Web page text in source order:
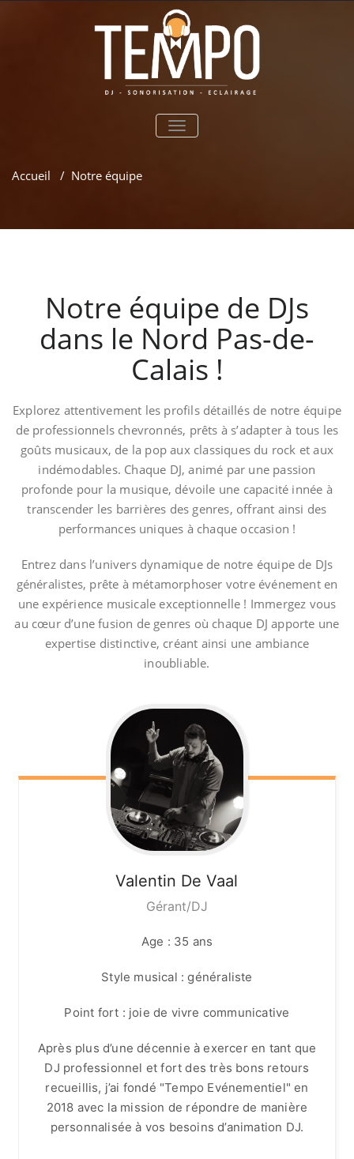
TOGGLE
Accueil / Notre équipe
Notre équipe de DJs
dans le Nord Pas-de-
Calais !
Explorez attentivement les profils détaillés de notre équipe
de professionnels chevronnés, prêts à s’adapter à tous les
goûts musicaux, de la pop aux classiques du rock et aux
indémodables. Chaque DJ, animé par une passion
profonde pour la musique, dévoile une capacité innée à
transcender les barrières des genres, offrant ainsi des
performances uniques à chaque occasion !
Entrez dans l’univers dynamique de notre équipe de DJs
généralistes, prête à métamorphoser votre événement en
une expérience musicale exceptionnelle ! Immergez vous
au cœur d’une fusion de genres où chaque DJ apporte une
expertise distinctive, créant ainsi une ambiance
inoubliable.
Valentin De Vaal
Gérant/DJ
Age : 35 ans
Style musical : généraliste
Point fort : joie de vivre communicative
Après plus d’une décennie à exercer en tant que
DJ professionnel et fort des très bons retours
recueillis, j’ai fondé "Tempo Evénementiel" en
2018 avec la mission de répondre de manière
personnalisée à vos besoinsd’animation DJ.